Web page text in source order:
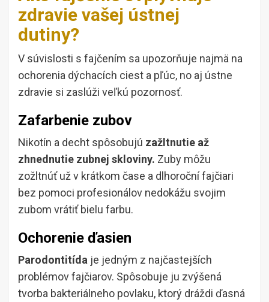
zdravie vašej ústnej
dutiny?
V súvislosti s fajčením sa upozorňuje najmä na
ochorenia dýchacích ciest a pľúc, no aj ústne
zdravie si zaslúži veľkú pozornosť.
Zafarbenie zubov
Nikotín a decht spôsobujú zažltnutie až
zhnednutie zubnej skloviny. Zuby môžu
zožltnúť už v krátkom čase a dlhoroční fajčiari
bez pomoci profesionálov nedokážu svojim
zubom vrátiť bielu farbu.
Ochorenie ďasien
Parodontitída je jedným z najčastejších
problémov fajčiarov. Spôsobuje ju zvýšená
tvorba bakteriálneho povlaku, ktorý dráždi ďasná